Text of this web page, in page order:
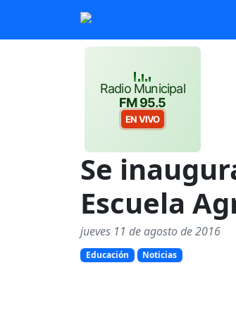
Radio Municipal
FM 95.5
EN VIVO
Se
Escuela
jueves 11 de agosto de 2016
Educación Noticias